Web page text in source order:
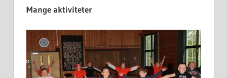
Mange aktiviteter